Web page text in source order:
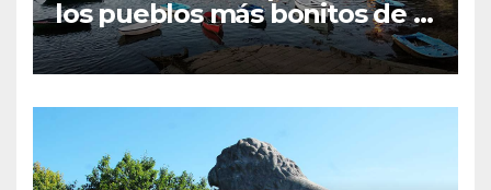
los pueblos más bonitos de A
Coruña, Puentedeume